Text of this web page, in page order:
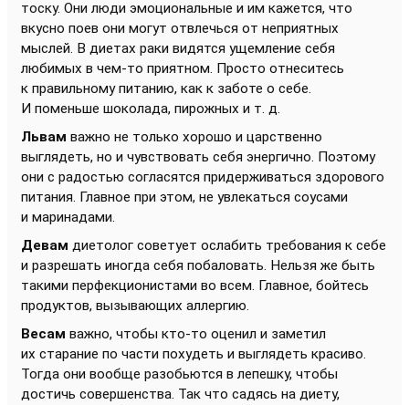
тоску. Они люди эмоциональные и им кажется, что
вкусно поев они могут отвлечься от неприятных
мыслей. В диетах раки видятся ущемление себя
любимых в чем-то приятном. Просто отнеситесь
к правильному питанию, как к заботе о себе.
И поменьше шоколада, пирожных и т. д.
Львам важно не только хорошо и царственно
выглядеть, но и чувствовать себя энергично. Поэтому
они с радостью согласятся придерживаться здорового
питания. Главное при этом, не увлекаться соусами
и маринадами.
Девам диетолог советует ослабить требования к себе
и разрешать иногда себя побаловать. Нельзя же быть
такими перфекционистами во всем. Главное, бойтесь
продуктов, вызывающих аллергию.
Весам важно, чтобы кто-то оценил и заметил
их старание по части похудеть и выглядеть красиво.
Тогда они вообще разобьются в лепешку, чтобы
достичь совершенства. Так что садясь на диету,